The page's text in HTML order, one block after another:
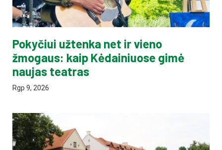
Pokyčiui užtenka net ir vieno
žmogaus: kaip Kėdainiuose gimė
naujas teatras
Rgp 9, 2026